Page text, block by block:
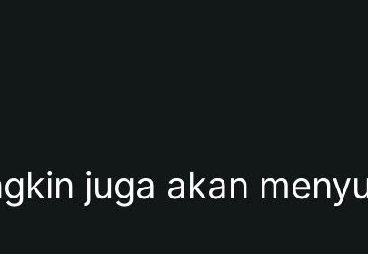
juga akan